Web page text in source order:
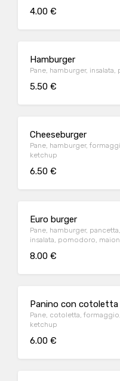
4.00 €
Hamburger
Pane, hamburger,
5.50 €
Cheeseburger
Pane, hamburger,
ketchup
6.50 €
Euro burger
Pane, hamburger,
insalata, pomodoro,
8.00 €
Panino con cotoletta
Pane, cotoletta,
ketchup
6.00 €